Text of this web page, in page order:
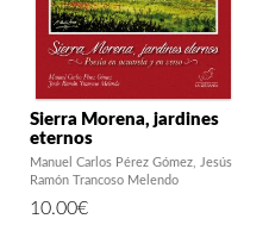
Sierra Morena, jardines
eternos
Manuel Carlos Pérez Gómez
Jesús
Ramón Trancoso Melendo
10.00€